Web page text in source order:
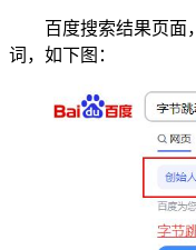
百度搜索结果页面
词，如下图：